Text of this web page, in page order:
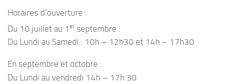
Horaires d’ouverture :
Du 10 juillet au 1 er septembre :
Du Lundi au Samedi : 10h – 12h30 et 14h – 17h30
En septembre et octobre :
Du Lundi au vendredi 14h – 17h 30